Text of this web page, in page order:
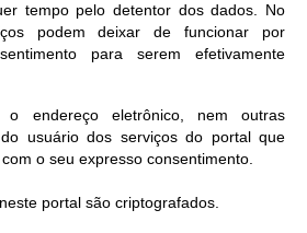
tempo pelo detentor dos dados. No
podem deixar de funcionar por
para serem efetivamente
o endereço eletrônico, nem outras
usuário dos serviços do portal que
o seu expresso consentimento.
portal são criptografados.